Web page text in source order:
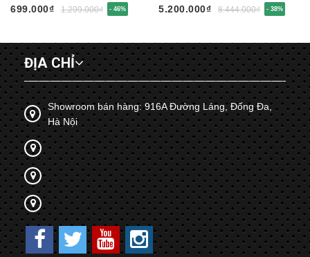
699.000₫
1.299.000₫ - 46%
MINH LTN047S
5.200.000₫ 8.444.000₫ - 38%
ĐỊA CHỈ
Showroom bán hàng: 916A Đường Láng, Đống Đa,
Hà Nội